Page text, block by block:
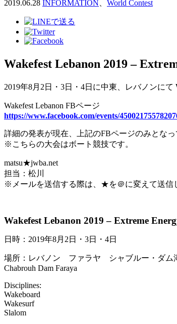
2019.06.28 INFORMATION World Contest
Wakefest Lebanon 2019 –
2019年8月2日・3日・4日に中東、レバノンにて
Wakefest Lebanon FBページ
https://www.facebook.com/events/
詳細の発表が現在、上記のFBページのみとな
※こちらの大会はボート競技です。
matsu★jwba.net
担当：松川
※メールを送信する際は、★を＠に変えて送信
Wakefest Lebanon 2019 – Extreme
日時：2019年8月2日・3日・4日
場所：レバノン ファラヤ シャブルー・ダム
Chabrouh Dam Faraya
Disciplines:
Wakeboard
Wakesurf
Slalom